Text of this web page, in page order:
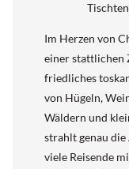
Im Herzen von
einer stattlichen
friedliches
von Hügeln,
Wäldern und
strahlt genau die
viele Reisende